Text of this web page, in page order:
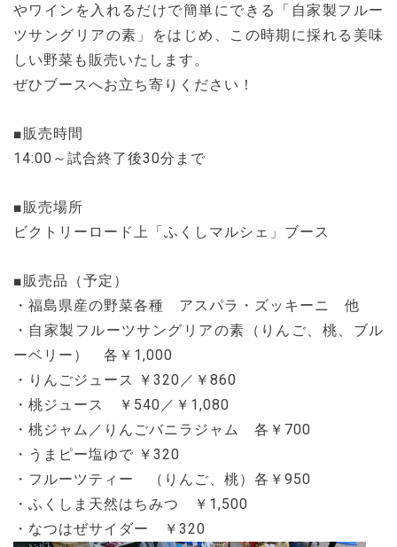
やワインを入れるだけで簡単にできる「自家製フルー
ツサングリアの素」をはじめ、この時期に採れる美味
しい野菜も販売いたします。
ぜひブースへお立ち寄りください！
■販売時間
14:00～試合終了後30分まで
■販売場所
ビクトリーロード上「ふくしマルシェ」ブース
■販売品（予定）
・福島県産の野菜各種 アスパラ・ズッキーニ 他
・自家製フルーツサングリアの素（りんご、桃、ブル
ーベリー） 各￥1,000
・りんごジュース ￥320／￥860
・桃ジュース ￥540／￥1,080
・桃ジャム／りんごバニラジャム 各￥700
・うまピー塩ゆで ￥320
・フルーツティー （りんご、桃）各￥950
・ふくしま天然はちみつ ￥1,500
・なつはぜサイダー ￥320